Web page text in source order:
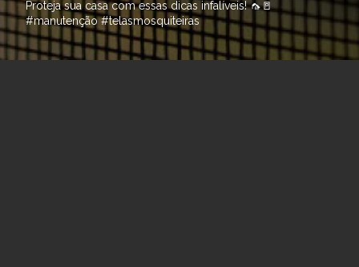
Proteja sua casa com essas dicas infalíveis! 🦟🚪
#manutenção #telasmosquiteiras